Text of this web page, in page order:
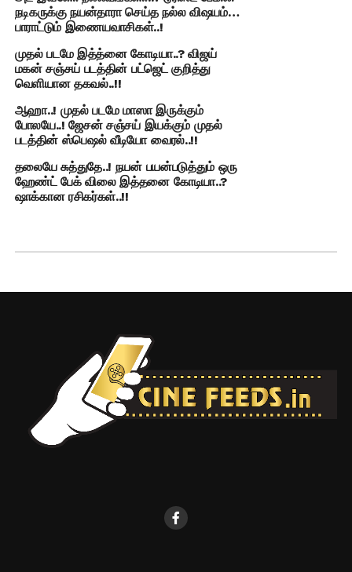
நடிகருக்கு நயன்தாரா செய்த நல்ல விஷயம்…
பாராட்டும் இணையவாசிகள்..!
முதல் படமே இத்த்னை கோடியா..? விஜய்
மகன் சஞ்சய் படத்தின் பட்ஜெட் குறித்து
வெளியான தகவல்..!!
ஆஹா..! முதல் படமே மாஸா இருக்கும்
போலயே..! ஜேசன் சஞ்சய் இயக்கும் முதல்
படத்தின் ஸ்பெஷல் வீடியோ வைரல்..!!
தலையே சுத்துதே..! நயன் பயன்படுத்தும் ஒரு
ஹேண்ட் பேக் விலை இத்தனை கோடியா..?
ஷாக்கான ரசிகர்கள்..!!